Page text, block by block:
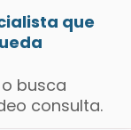
que
busca
consulta.